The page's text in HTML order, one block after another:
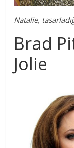
Natalie,
Brad
Jolie